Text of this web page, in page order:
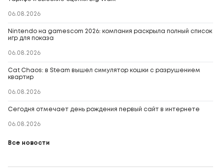
06.08.2026
Nintendo на gamescom 2026: компания раскрыла полный список
игр для показа
06.08.2026
Cat Chaos: в Steam вышел симулятор кошки с разрушением
квартир
06.08.2026
Сегодня отмечает день рождения первый сайт в интернете
06.08.2026
Все новости